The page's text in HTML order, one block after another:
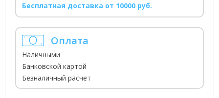
Бесплатная доставка от 10000 руб.
Оплата
Наличными
Банковской картой
Безналичный расчет